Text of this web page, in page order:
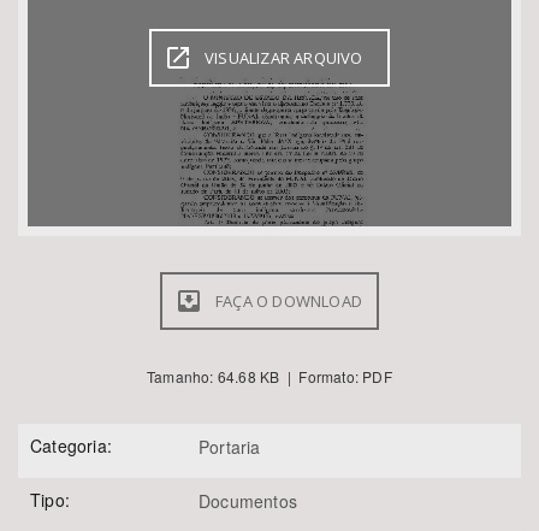
VISUALIZAR ARQUIVO
FAÇA O DOWNLOAD
Tamanho: 64.68 KB | Formato: PDF
Categoria: Portaria
Tipo: Documentos